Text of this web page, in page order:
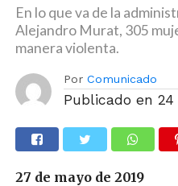
En lo que va de la
Alejandro Murat, 305
manera violenta.
Por Comunicado
Publicado en 24
27 de mayo de 2019